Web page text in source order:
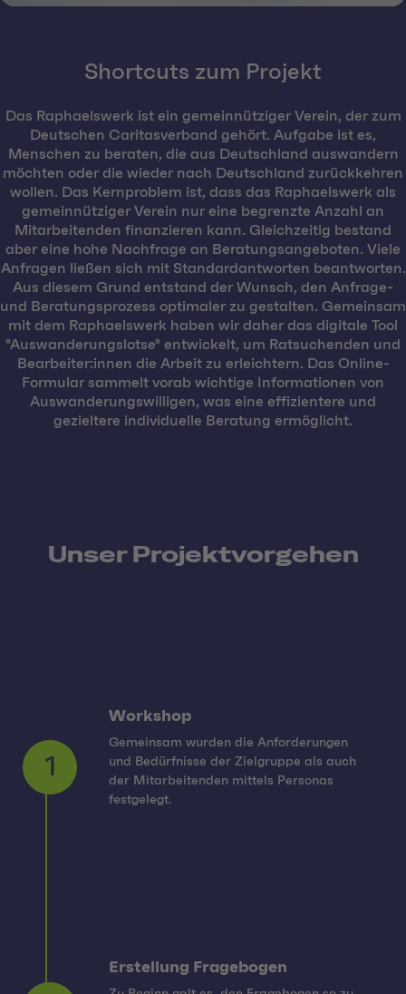
Shortcuts zum Projekt
Das Raphaelswerk ist ein gemeinnütziger Verein, der zum
Deutschen Caritasverband gehört. Aufgabe ist es,
Menschen zu beraten, die aus Deutschland auswandern
möchten oder die wieder nach Deutschland zurückkehren
wollen. Das Kernproblem ist, dass das Raphaelswerk als
gemeinnütziger Verein nur eine begrenzte Anzahl an
Mitarbeitenden finanzieren kann. Gleichzeitig bestand
aber eine hohe Nachfrage an Beratungsangeboten. Viele
Anfragen ließen sich mit Standardantworten beantworten.
Aus diesem Grund entstand der Wunsch, den Anfrage-
und Beratungsprozess optimaler zu gestalten. Gemeinsam
mit dem Raphaelswerk haben wir daher das digitale Tool
"Auswanderungslotse" entwickelt, um Ratsuchenden und
Bearbeiter:innen die Arbeit zu erleichtern. Das Online-
Formular sammelt vorab wichtige Informationen von
Auswanderungswilligen, was eine effizientere und
gezieltere individuelle Beratung ermöglicht.
Unser Projektvorgehen
1
Workshop
Gemeinsam wurden die Anforderungen
und Bedürfnisse der Zielgruppe als auch
der Mitarbeitenden mittels Personas
festgelegt.
Erstellung Fragebogen